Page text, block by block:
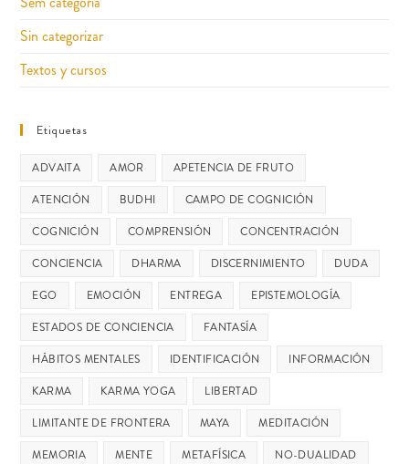
Sin categorizar
Textos y cursos
Etiquetas
ADVAITA AMOR
APETENCIA DE FRUTO
ATENCIÓN
BUDHI
CAMPO DE COGNICIÓN
COGNICIÓN
COMPRENSIÓN
CONCENTRACIÓN
CONCIENCIA
DHARMA DISCERNIMIENTO
DUDA
EGO
EMOCIÓN ENTREGA
EPISTEMOLOGÍA
ESTADOS DE CONCIENCIA
FANTASÍA
HÁBITOS MENTALES
IDENTIFICACIÓN
INFORMACIÓN
KARMA
KARMA YOGA
LIBERTAD
LIMITANTE DE FRONTERA
MAYA
MEDITACIÓN
MEMORIA
MENTE METAFÍSICA
NO-DUALIDAD